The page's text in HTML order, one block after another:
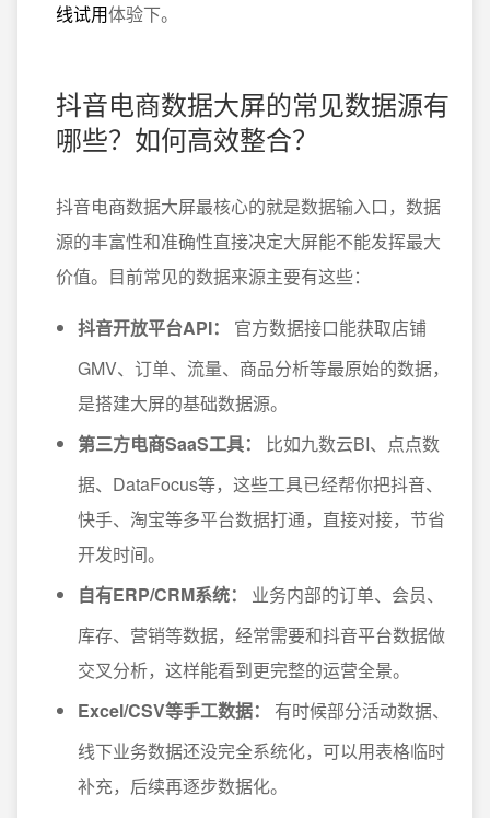
线试用体验下。
抖音电商数据大屏的常见数据源有
哪些？如何高效整合？
抖音电商数据大屏最核心的就是数据输入口，数据
源的丰富性和准确性直接决定大屏能不能发挥最大
价值。目前常见的数据来源主要有这些：
抖音开放平台API：
官方数据接口能获取店铺
GMV、订单、流量、商品分析等最原始的数据，
是搭建大屏的基础数据源。
第三方电商SaaS工具：
比如九数云BI、点点数
据、DataFocus等，这些工具已经帮你把抖音、
快手、淘宝等多平台数据打通，直接对接，节省
开发时间。
自有ERP/CRM系统：
业务内部的订单、会员、
库存、营销等数据，经常需要和抖音平台数据做
交叉分析，这样能看到更完整的运营全景。
Excel/CSV等手工数据：
有时候部分活动数据、
线下业务数据还没完全系统化，可以用表格临时
补充，后续再逐步数据化。